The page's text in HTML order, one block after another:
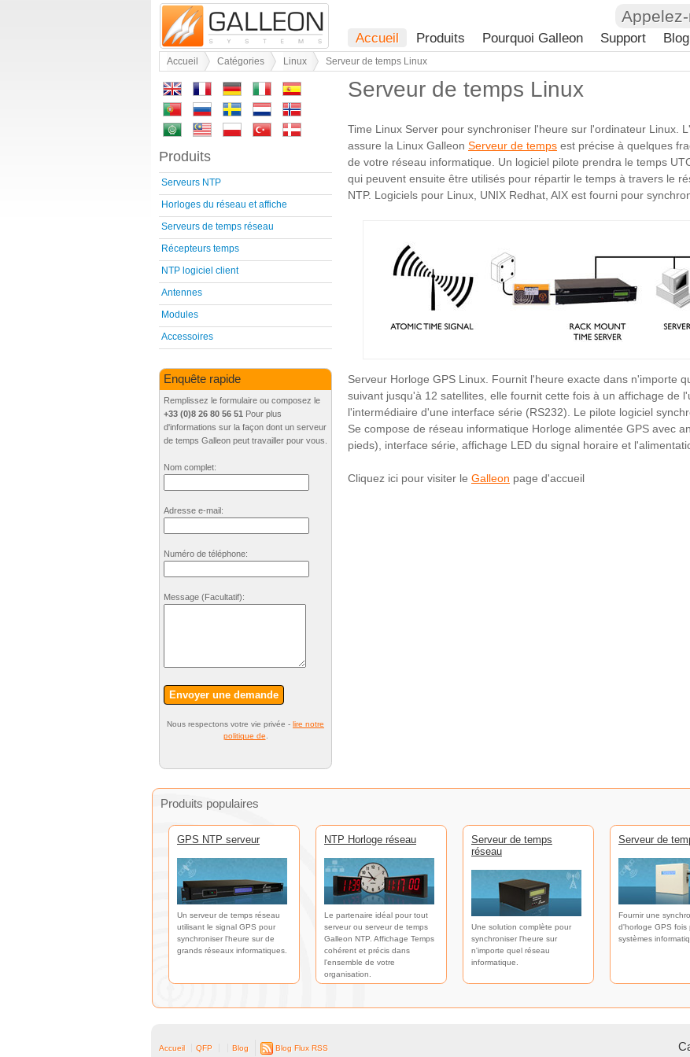
Accueil Produits Pourquoi Galleon Support Blog
Accueil Catégories Linux Serveur de temps Linux
Serveur de temps Linux
Time Linux Server pour synchroniser l'heure sur l'ordinateur Linux.
assure la Linux Galleon Serveur de temps est précise à quelques
de votre réseau informatique. Un logiciel pilote prendra le temps
qui peuvent ensuite être utilisés pour répartir le temps à travers le
NTP. Logiciels pour Linux, UNIX Redhat, AIX est fourni pour
Serveur Horloge GPS Linux. Fournit l'heure exacte dans n'importe
suivant jusqu'à 12 satellites, elle fournit cette fois à un affichage de
l'intermédiaire d'une interface série (RS232). Le pilote logiciel
Se compose de réseau informatique Horloge alimentée GPS avec
pieds), interface série, affichage LED du signal horaire et
Cliquez ici pour visiter le Galleon page d'accueil
Produits
Serveurs NTP
Horloges du réseau et affiche
Serveurs de temps réseau
Récepteurs temps
NTP logiciel client
Antennes
Modules
Accessoires
Enquête rapide
Remplissez le formulaire ou composez le
+33 (0)8 26 80 56 51 Pour plus
d'informations sur la façon dont un serveur
de temps Galleon peut travailler pour vous.
Nom complet:
Adresse e-mail:
Numéro de téléphone:
Message (Facultatif):
Envoyer une demande
Nous respectons votre vie privée - lire notre
politique de.
Produits populaires
GPS NTP serveur
Un serveur de temps réseau
utilisant le signal GPS pour
synchroniser l'heure sur de
grands réseaux informatiques.
NTP Horloge réseau
Le partenaire idéal pour tout
serveur ou serveur de temps
Galleon NTP. Affichage Temps
cohérent et précis dans
l'ensemble de votre
organisation.
Serveur de temps
réseau
Une solution complète pour
synchroniser l'heure sur
n'importe quel réseau
informatique.
Serveur de
Fournir une
d'horloge GPS fois
systèmes
Accueil QFP Blog Blog Flux RSS